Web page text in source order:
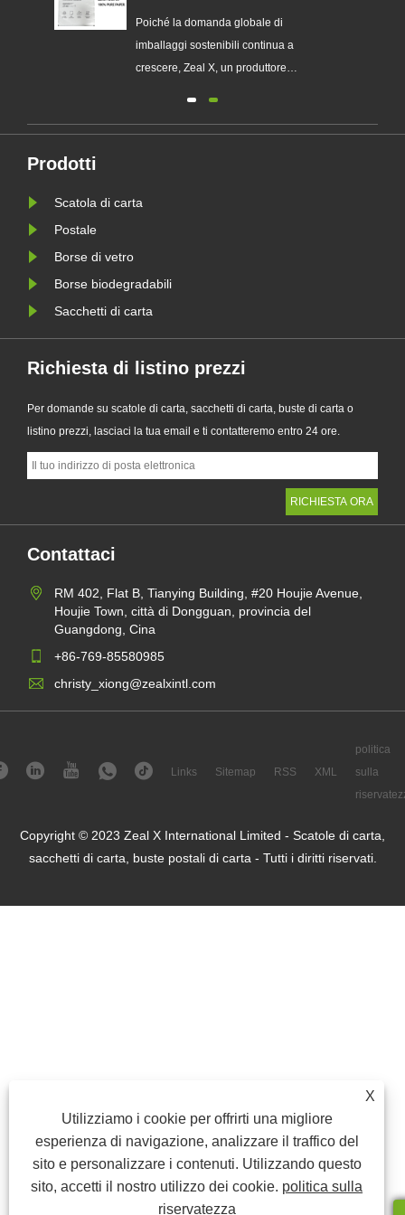
X
Utilizziamo i cookie per offrirti una migliore
esperienza di navigazione, analizzare il traffico del
sito e personalizzare i contenuti. Utilizzando questo
sito, accetti il ​​nostro utilizzo dei cookie. politica sulla
riservatezza
sostituire gli imballaggi in
plastica monouso
Poiché la domanda globale di
imballaggi sostenibili continua a
crescere, Zeal X, un produttore
sua serie aggiornata di sacchetti di
ai tradizionali sacchetti di plas......
Prodotti
Scatola di carta
Postale
Borse di vetro
Borse biodegradabili
Sacchetti di carta
Richiesta di listino prezzi
Per domande su scatole di carta, sacchetti di carta, buste di carta o
listino prezzi, lasciaci la tua email e ti contatteremo entro 24 ore.
Contattaci
RM 402, Flat B, Tianying Building, #20 Houjie Avenue,
Houjie Town, città di Dongguan, provincia del
Guangdong, Cina
+86-769-85580985
christy_xiong@zealxintl.com
Links Sitemap RSS XML
politica
sulla
Copyright © 2023 Zeal X International Limited - Scatole di carta,
sacchetti di carta, buste postali di carta - Tutti i diritti riservati.